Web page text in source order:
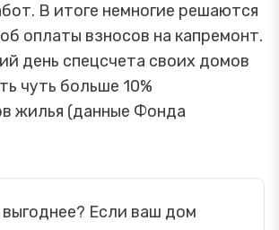
В итоге немногие решаются
оплаты взносов на капремонт.
день спецсчета своих домов
чуть больше 10%
жилья (данные Фонда
Если ваш дом